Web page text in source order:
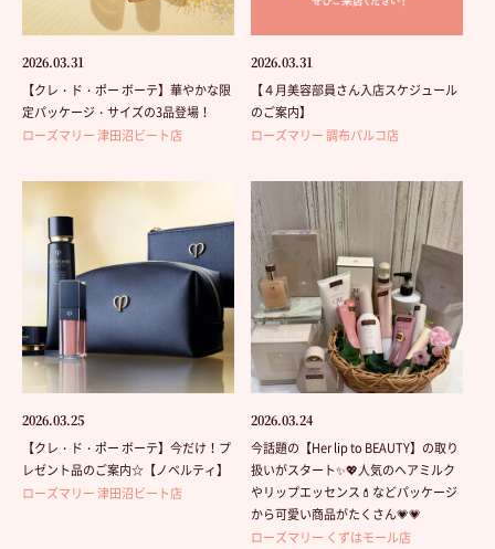
2026.03.31
【クレ・ド・ポー ボーテ】華やかな限
定パッケージ・サイズの3品登場！
ローズマリー 津田沼ビート店
2026.03.31
【４月美容部員さん入店スケジュール
のご案内】
ローズマリー 調布パルコ店
2026.03.25
【クレ・ド・ポー ボーテ】今だけ！プ
レゼント品のご案内☆【ノベルティ】
ローズマリー 津田沼ビート店
2026.03.24
今話題の【Her lip to BEAUTY】の取り
扱いがスタート✨💖人気のヘアミルク
やリップエッセンス💄などパッケージ
から可愛い商品がたくさん💗💗
ローズマリー くずはモール店